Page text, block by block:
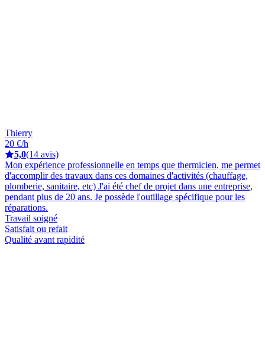
Thierry
20 €/h
5,0(14 avis)
Mon expérience professionnelle en temps que thermicien, me permet
d'accomplir des travaux dans ces domaines d'activités (chauffage,
plomberie, sanitaire, etc) J'ai été chef de projet dans une entreprise,
pendant plus de 20 ans. Je possède l'outillage spécifique pour les
réparations.
Travail soigné
Satisfait ou refait
Qualité avant rapidité